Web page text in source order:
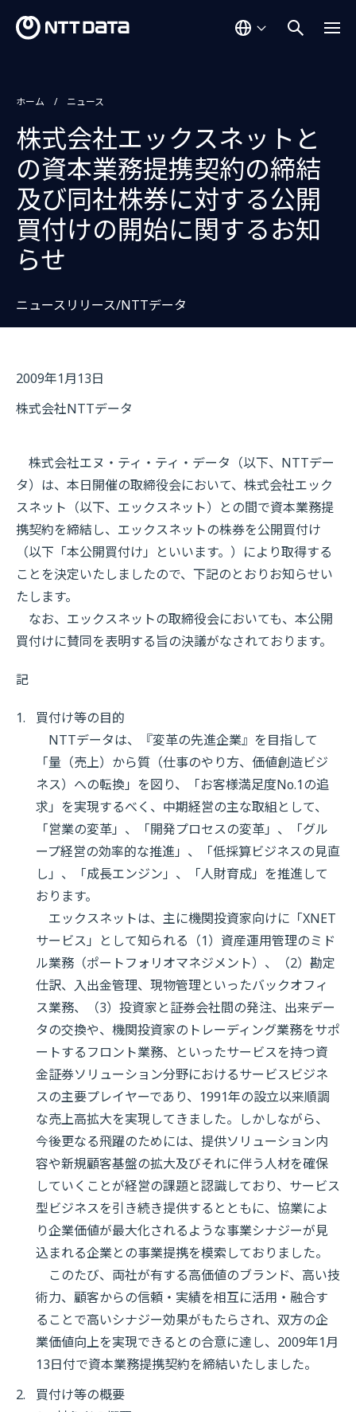
ホーム ニュース
株式会社エックスネットと
の資本業務提携契約の締結
及び同社株券に対する公開
買付けの開始に関するお知
らせ
ニュースリリース/NTTデータ
2009年1月13日
株式会社NTTデータ
株式会社エヌ・ティ・ティ・データ（以下、NTTデー
タ）は、本日開催の取締役会において、株式会社エック
スネット（以下、エックスネット）との間で資本業務提
携契約を締結し、エックスネットの株券を公開買付け
（以下「本公開買付け」といいます。）により取得する
ことを決定いたしましたので、下記のとおりお知らせい
たします。
なお、エックスネットの取締役会においても、本公開
買付けに賛同を表明する旨の決議がなされております。
記
買付け等の目的
NTTデータは、『変革の先進企業』を目指して
「量（売上）から質（仕事のやり方、価値創造ビジ
ネス）への転換」を図り、「お客様満足度No.1の追
求」を実現するべく、中期経営の主な取組として、
「営業の変革」、「開発プロセスの変革」、「グル
ープ経営の効率的な推進」、「低採算ビジネスの見直
し」、「成長エンジン」、「人財育成」を推進して
おります。
エックスネットは、主に機関投資家向けに「XNET
サービス」として知られる（1）資産運用管理のミド
ル業務（ポートフォリオマネジメント）、（2）勘定
仕訳、入出金管理、現物管理といったバックオフィ
ス業務、（3）投資家と証券会社間の発注、出来デー
タの交換や、機関投資家のトレーディング業務をサポ
ートするフロント業務、といったサービスを持つ資
金証券ソリューション分野におけるサービスビジネ
スの主要プレイヤーであり、1991年の設立以来順調
な売上高拡大を実現してきました。しかしながら、
今後更なる飛躍のためには、提供ソリューション内
容や新規顧客基盤の拡大及びそれに伴う人材を確保
していくことが経営の課題と認識しており、サービス
型ビジネスを引き続き提供するとともに、協業によ
り企業価値が最大化されるような事業シナジーが見
込まれる企業との事業提携を模索しておりました。
このたび、両社が有する高価値のブランド、高い技
術力、顧客からの信頼・実績を相互に活用・融合す
ることで高いシナジー効果がもたらされ、双方の企
業価値向上を実現できるとの合意に達し、2009年1月
13日付で資本業務提携契約を締結いたしました。
買付け等の概要